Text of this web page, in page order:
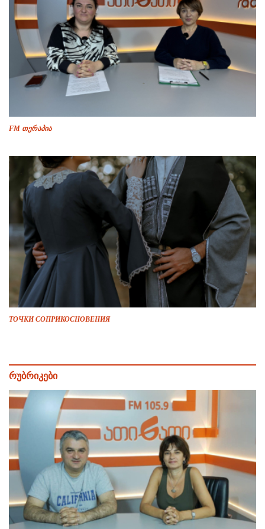
FM თერაპია
ТОЧКИ СОПРИКОСНОВЕНИЯ
რუბრიკები